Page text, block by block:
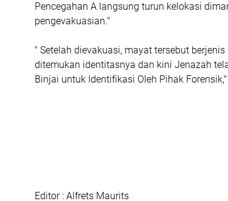
Pencegahan A langsung turun kelokasi
pengevakuasian."
" Setelah dievakuasi, mayat tersebut
ditemukan identitasnya dan kini Jenazah
Binjai untuk Identifikasi Oleh Pihak Forensik,"
Editor : Alfrets Maurits